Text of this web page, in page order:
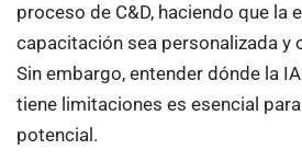
proceso de C&D, haciendo que la
capacitación sea personalizada y
Sin embargo, entender dónde la
tiene limitaciones es esencial
potencial.